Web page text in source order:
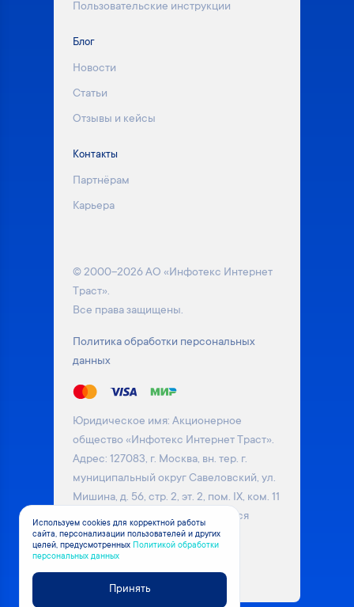
Пользовательские инструкции
Блог
Новости
Статьи
Отзывы и кейсы
Контакты
Партнёрам
Карьера
© 2000–2026 АО «Инфотекс Интернет
Траст».
Все права защищены.
Политика обработки персональных
данных
Юридическое имя: Акционерное
общество «Инфотекс Интернет Траст».
Адрес: 127083, г. Москва, вн. тер. г.
муниципальный округ Савеловский, ул.
Мишина, д. 56, стр. 2, эт. 2, пом. IX, ком. 11
Информация на сайте не является
публичной офертой. Уточняйте
актуальные цены на товары у
менеджера компании
Используем cookies для корректной работы
сайта, персонализации пользователей и других
целей, предусмотренных Политикой обработки
персональных данных
Принять